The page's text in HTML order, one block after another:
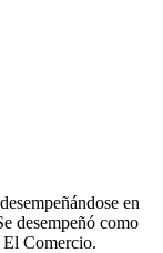
en
desempeñó como
Comercio.